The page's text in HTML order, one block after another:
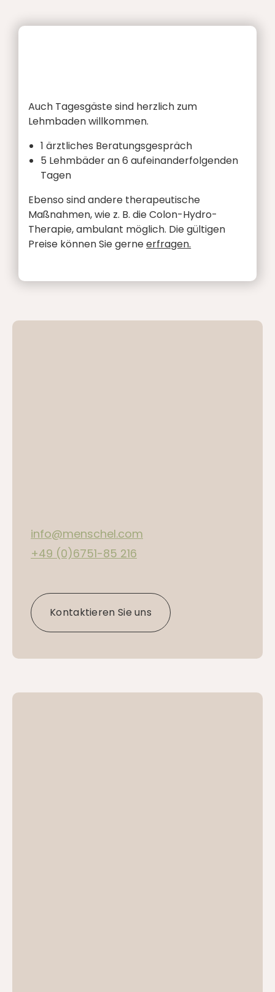
Auch Tagesgäste sind herzlich zum
Lehmbaden willkommen.
1 ärztliches Beratungsgespräch
5 Lehmbäder an 6 aufeinanderfolgenden
Tagen
Ebenso sind andere therapeutische
Maßnahmen, wie z. B. die Colon-Hydro-
Therapie, ambulant möglich. Die gültigen
Preise können Sie gerneerfragen.
info@menschel.com
+49 (0)6751-85 216
Kontaktieren Sie uns